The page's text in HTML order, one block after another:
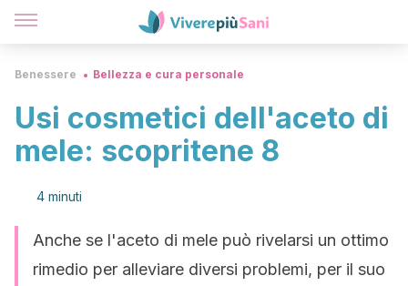
Benessere Bellezza e cura personale
Usi cosmetici dell'aceto di
mele: scopritene 8
4 minuti
Anche se l'aceto di mele può rivelarsi un ottimo
rimedio per alleviare diversi problemi, per il suo